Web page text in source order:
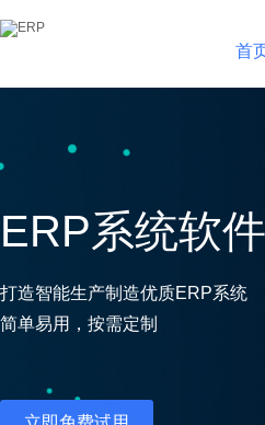
首
首
ERP系统软
打造智能生产制造优质ERP系统
简单易用，按需定制